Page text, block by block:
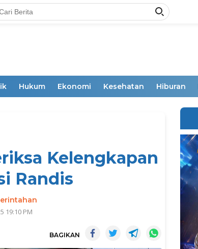
Hukum Ekonomi Kesehatan Hiburan
Kelengkapan
Randis
19:10 PM
BAGIKAN